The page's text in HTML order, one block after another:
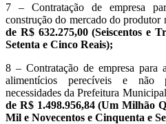
7 – Contratação de empresa
construção do mercado do produtor
de R$ 632.275,00 (Seiscentos e
Setenta e Cinco Reais);
8 – Contratação de empresa para
alimentícios perecíveis e não
necessidades da Prefeitura
de R$ 1.498.956,84 (Um Milhão
Mil e Novecentos e Cinquenta e